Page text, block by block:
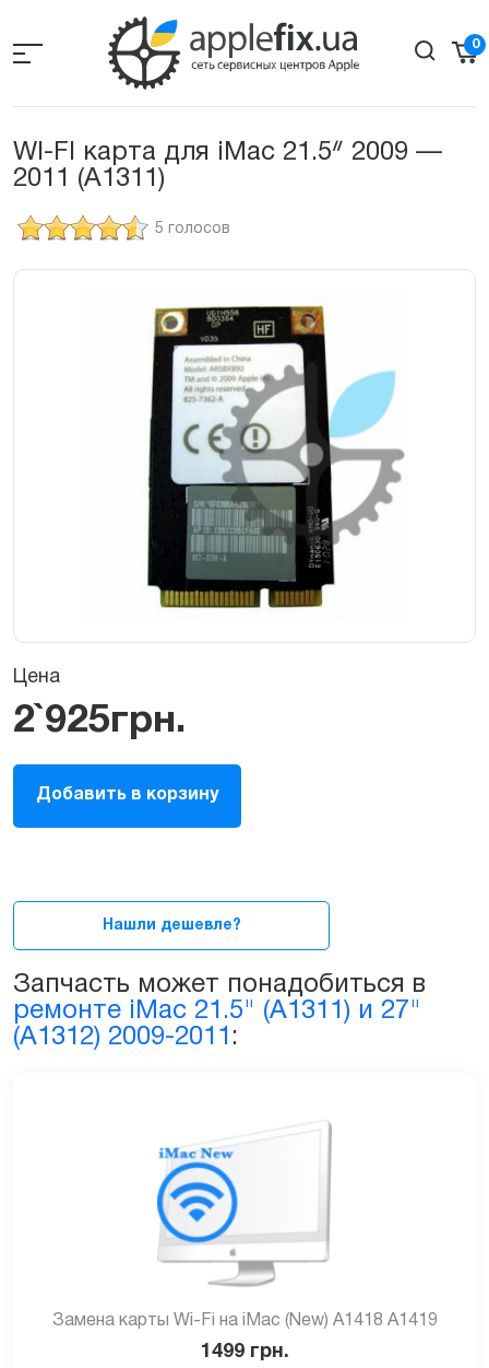
the
0
WI-FI карта для iMac 21.5ᐥ 2009 —
2011 (A1311)
5 голосов
Цена
2`925грн.
WI-
карта
-
(A1311)
quantity
Добавить в корзину
Нашли дешевле?
Запчасть может понадобиться в
ремонте iMac 21.5" (A1311) и 27"
(A1312) 2009-2011 :
Замена карты Wi-Fi на iMac (New) A1418 A1419
1499 грн.